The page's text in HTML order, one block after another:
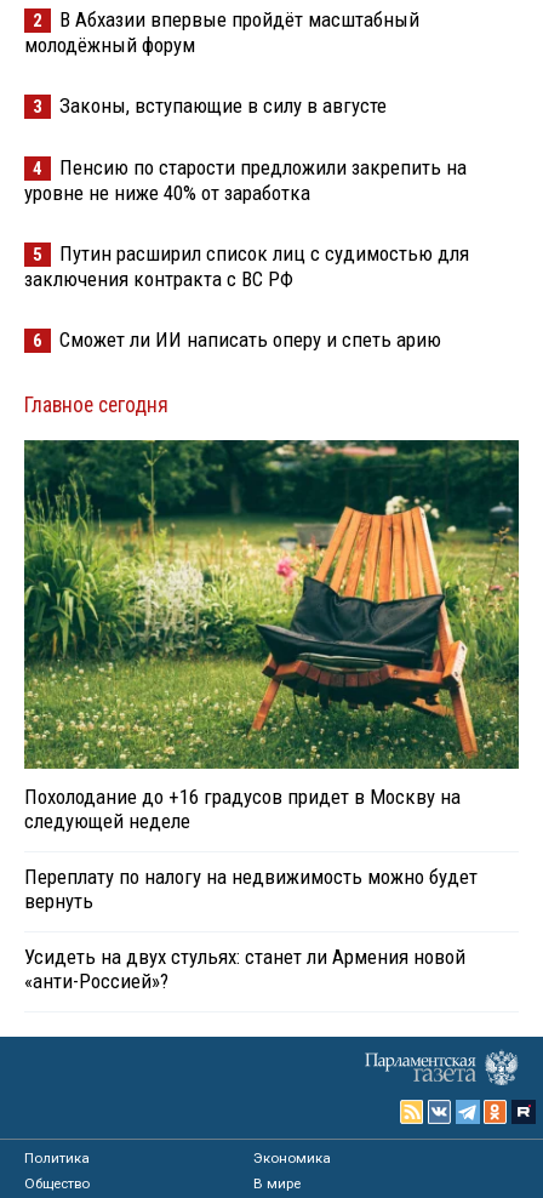
2
В Абхазии впервые пройдёт масштабный
молодёжный форум
3 Законы, вступающие в силу в августе
4
Пенсию по старости предложили закрепить на
уровне не ниже 40% от заработка
5
Путин расширил список лиц с судимостью для
заключения контракта с ВС РФ
6 Сможет ли ИИ написать оперу и спеть арию
Главное сегодня
Похолодание до +16 градусов придет в Москву на
следующей неделе
Переплату по налогу на недвижимость можно будет
вернуть
Усидеть на двух стульях: станет ли Армения новой
«анти-Россией»?
Политика
Экономика
Общество
В мире